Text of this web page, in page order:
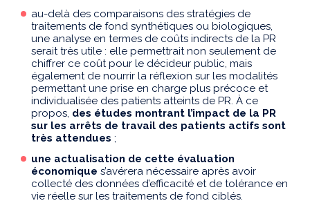
au-delà des comparaisons des stratégies de
traitements de fond synthétiques ou biologiques,
une analyse en termes de coûts indirects de la PR
serait très utile : elle permettrait non seulement de
chiffrer ce coût pour le décideur public, mais
également de nourrir la réflexion sur les modalités
permettant une prise en charge plus précoce et
individualisée des patients atteints de PR. À ce
propos, des études montrant l’impact de la PR
sur les arrêts de travail des patients actifs sont
très attendues ;
une actualisation de cette évaluation
économique s’avérera nécessaire après avoir
collecté des données d’efficacité et de tolérance en
vie réelle sur les traitements de fond ciblés.